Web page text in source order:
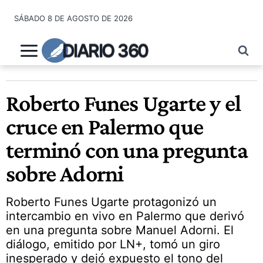
contenido
SÁBADO 8 DE AGOSTO DE 2026
DIARIO 360
Roberto Funes Ugarte y el
cruce en Palermo que
terminó con una pregunta
sobre Adorni
Roberto Funes Ugarte protagonizó un
intercambio en vivo en Palermo que derivó
en una pregunta sobre Manuel Adorni. El
diálogo, emitido por LN+, tomó un giro
inesperado y dejó expuesto el tono del